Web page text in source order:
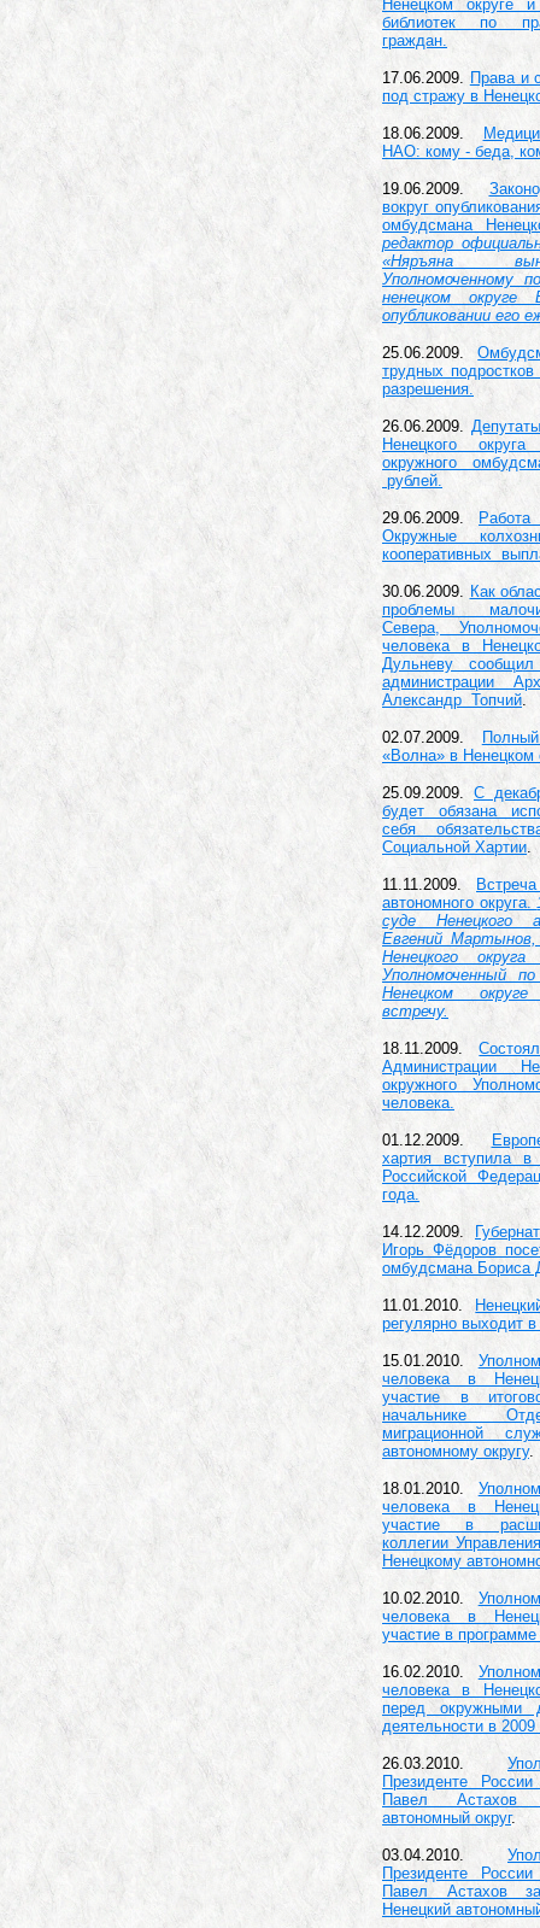
Ненецком округе
библиотек по
граждан.
17.06.2009.
Права и
под стражу в
18.06.2009.
НАО: кому - беда,
19.06.2009.
вокруг
омбудсмана
редактор
«Няръяна
Уполномоченному
ненецком округе
опубликовании его
25.06.2009.
трудных
разрешения.
26.06.2009.
Ненецкого
окружного
рублей.
29.06.2009.
Окружные
кооперативных
30.06.2009.
Как
проблемы
Севера,
человека в
Дульневу
администрации
Александр Топчий
02.07.2009.
«Волна» в Ненецком
25.09.2009. С
будет обязана
себя
Социальной Хартии
11.11.2009.
автономного округа.
суде Ненецкого
Евгений
Ненецкого
Уполномоченный
Ненецком
встречу.
18.11.2009.
Администрации
окружного
человека.
01.12.2009.
хартия вступила
Российской
года.
14.12.2009.
Игорь Фёдоров
омбудсмана Бориса
11.01.2010.
регулярно выходит
15.01.2010.
человека в
участие в
начальнике
миграционной
автономному округу.
18.01.2010.
человека в
участие в
коллегии
Ненецкому
10.02.2010.
человека в
участие в
16.02.2010.
человека в
перед окружными
деятельности в 2009
26.03.2010.
Президенте
Павел Астахов
автономный округ.
03.04.2010.
Президенте
Павел Астахов
Ненецкий